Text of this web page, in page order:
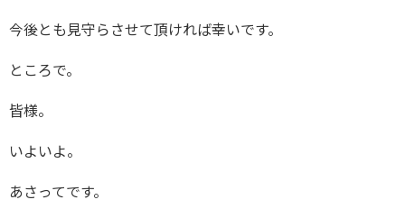
今後とも見守らさせて頂ければ幸いです。
ところで。
皆様。
いよいよ。
あさってです。